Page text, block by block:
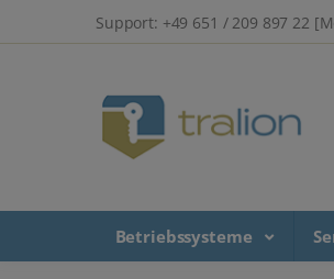
Support: +49 651 / 209 897 22
Betriebssysteme